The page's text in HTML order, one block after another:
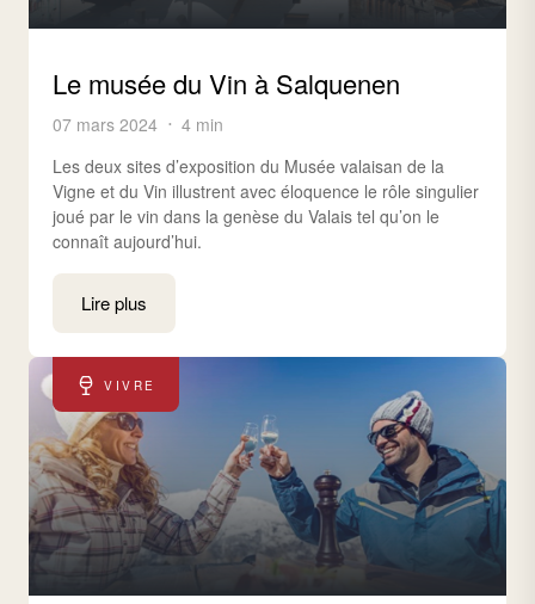
Le musée du Vin à Salquenen
07 mars 2024
4 min
Les deux sites d’exposition du Musée valaisan de la
Vigne et du Vin illustrent avec éloquence le rôle singulier
joué par le vin dans la genèse du Valais tel qu’on le
connaît aujourd’hui.
Lire plus
VIVRE